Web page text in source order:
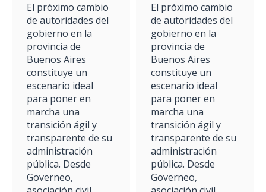
El próximo cambio
de autoridades del
gobierno en la
provincia de
Buenos Aires
constituye un
escenario ideal
para poner en
marcha una
transición ágil y
transparente de su
administración
pública. Desde
Governeo,
El próximo cambio
de autoridades del
gobierno en la
provincia de
Buenos Aires
constituye un
escenario ideal
para poner en
marcha una
transición ágil y
transparente de su
administración
pública. Desde
Governeo,